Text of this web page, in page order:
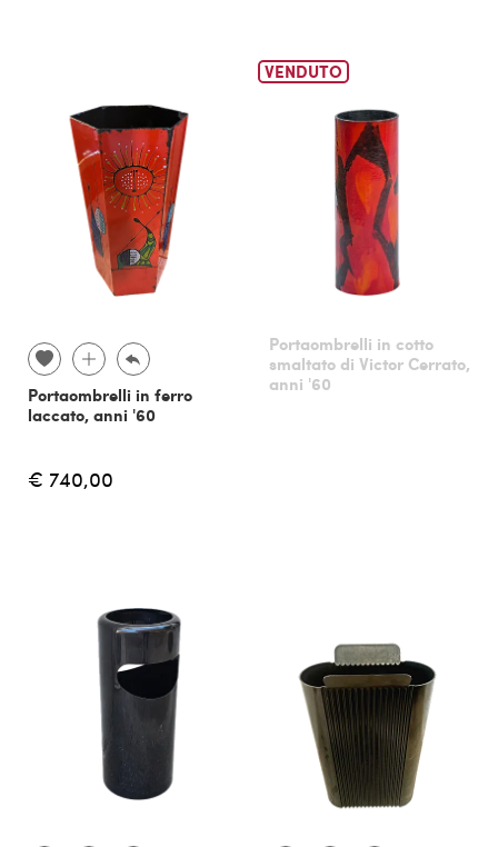
Portaombrelli in ferro
laccato, anni '60
€ 740,00
VENDUTO
Portaombrelli in cotto
smaltato di Victor Cerrato,
anni '60